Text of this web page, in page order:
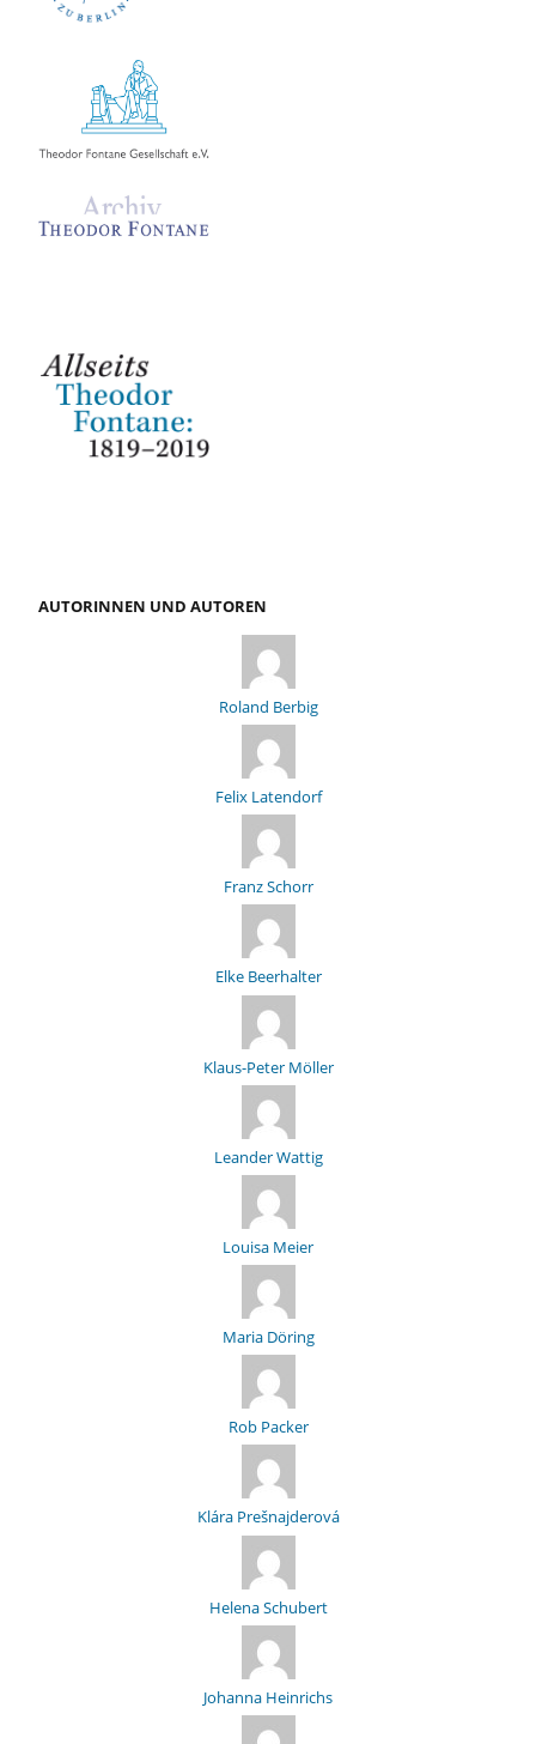
AUTORINNEN UND AUTOREN
Roland Berbig
Felix Latendorf
Franz Schorr
Elke Beerhalter
Klaus-Peter Möller
Leander Wattig
Louisa Meier
Maria Döring
Rob Packer
Klára Prešnajderová
Helena Schubert
Johanna Heinrichs